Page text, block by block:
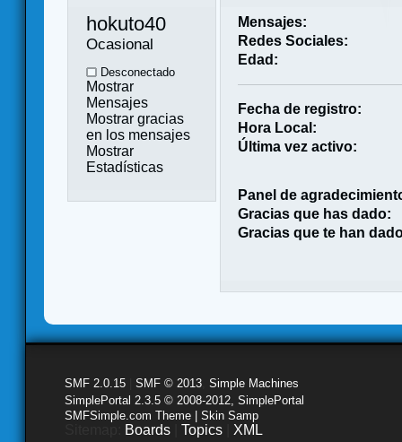
hokuto40
Ocasional
Desconectado
Mostrar
Mensajes
Mostrar gracias
en los mensajes
Mostrar
Estadísticas
Mensajes:
Redes Sociales:
Edad:
Fecha de registro:
Hora Local:
Última vez activo:
Panel de
Gracias que has dado:
Gracias que te han
SMF 2.0.15 SMF © 2013 Simple Machines
SimplePortal 2.3.5 © 2008-2012, SimplePortal
SMFSimple.com Theme | Skin Samp
Boards Topics XML